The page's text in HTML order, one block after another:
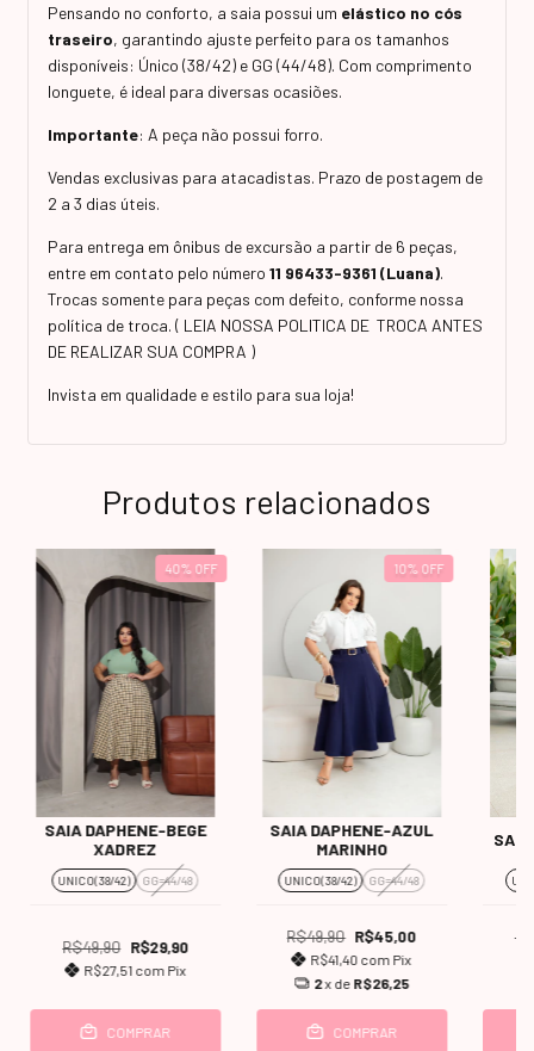
Pensando no conforto, a saia possui um elástico no cós
traseiro, garantindo ajuste perfeito para os tamanhos
disponíveis: Único (38/42) e GG (44/48). Com comprimento
longuete, é ideal para diversas ocasiões.
Importante: A peça não possui forro.
Vendas exclusivas para atacadistas. Prazo de postagem de
2 a 3 dias úteis.
Para entrega em ônibus de excursão a partir de 6 peças,
entre em contato pelo número 11 96433-9361 (Luana).
Trocas somente para peças com defeito, conforme nossa
política de troca. ( LEIA NOSSA POLITICA DE TROCA ANTES
DE REALIZAR SUA COMPRA )
Invista em qualidade e estilo para sua loja!
Produtos relacionados
40% OFF
SAIA DAPHENE-BEGE
XADREZ
UNICO(38/42) GG=44/48
R$49,90 R$29,90
R$27,51 com Pix
COMPRAR
10% OFF
SAIA DAPHENE-AZUL
MARINHO
UNICO(38/42) GG=44/48
R$49,90 R$45,00
R$41,40 com Pix
2x de R$26,25
COMPRAR
SAIA